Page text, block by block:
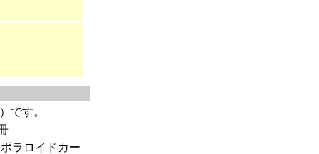
です。
ラロイドカー